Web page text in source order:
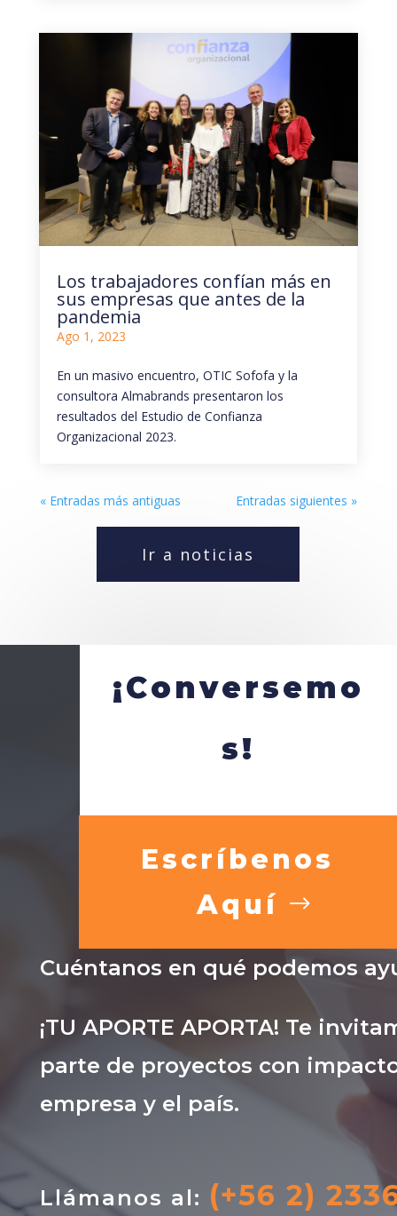
Los trabajadores confían más en
sus empresas que antes de la
pandemia
Ago 1, 2023
En un masivo encuentro, OTIC Sofofa y la
consultora Almabrands presentaron los
resultados del Estudio de Confianza
Organizacional 2023.
« Entradas más antiguas Entradas siguientes »
Ir a noticias
¡Conversemo
s!
Escríbenos
Aquí
Cuéntanos en qué podemos
¡TU APORTE APORTA! Te
parte de proyectos con
empresa y el país.
Llámanos al: (+56 2)